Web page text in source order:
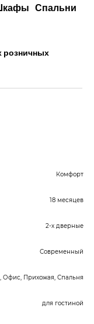
Спальни
розничных
Комфорт
18 месяцев
2-х дверные
Современный
Офис, Прихожая, Спальня
для гостиной